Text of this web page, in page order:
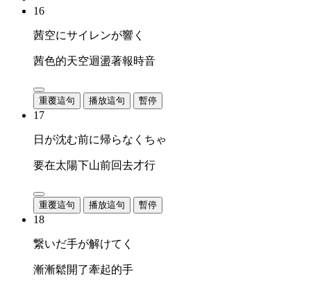
16
茜空にサイレンが響く
茜色的天空迴盪著報時音
重覆這句 播放這句 暫停
17
日が沈む前に帰らなくちゃ
要在太陽下山前回去才行
重覆這句 播放這句 暫停
18
繋いだ手が解けてく
漸漸鬆開了牽起的手